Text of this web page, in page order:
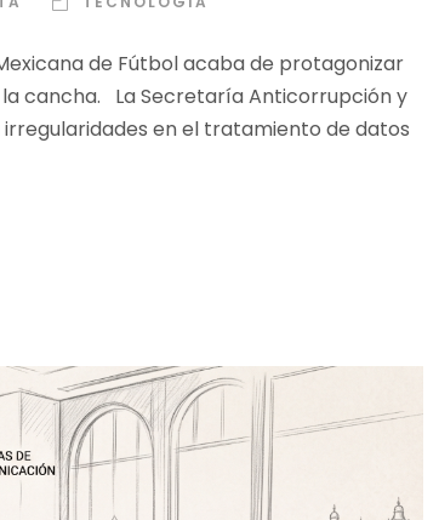
de Fútbol acaba de protagonizar
cancha. La Secretaría Anticorrupción y
en el tratamiento de datos